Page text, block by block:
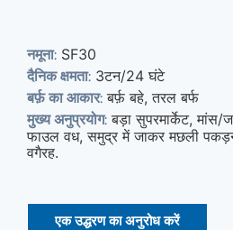
नमूना: SF30
दैनिक क्षमता: 3टन/24 घंटे
बर्फ़ का आकार:बर्फ़ बहे, तरल बर्फ
मुख्य अनुप्रयोग:बड़ा सुपरमार्केट, मांस/
फाउल वध, समुद्र में जाकर मछली
वगैरह.
एक उद्धरण का अनुरोध करें